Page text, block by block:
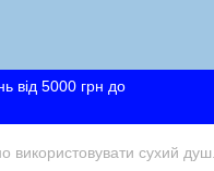
від 5000 грн до
використовувати сухий